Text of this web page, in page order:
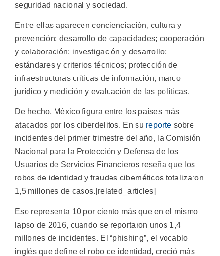
seguridad nacional y sociedad.
Entre ellas aparecen concienciación, cultura y
prevención; desarrollo de capacidades; cooperación
y colaboración; investigación y desarrollo;
estándares y criterios técnicos; protección de
infraestructuras críticas de información; marco
jurídico y medición y evaluación de las políticas.
De hecho, México figura entre los países más
atacados por los ciberdelitos. En su reporte sobre
incidentes del primer trimestre del año, la Comisión
Nacional para la Protección y Defensa de los
Usuarios de Servicios Financieros reseña que los
robos de identidad y fraudes cibernéticos totalizaron
1,5 millones de casos.[related_articles]
Eso representa 10 por ciento más que en el mismo
lapso de 2016, cuando se reportaron unos 1,4
millones de incidentes. El “phishing”, el vocablo
inglés que define el robo de identidad, creció más